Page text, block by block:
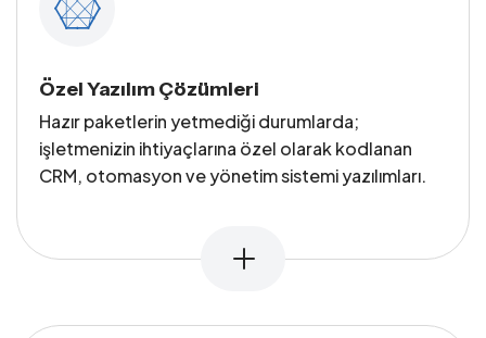
Özel Yazılım Çözümleri
Hazır paketlerin yetmediği durumlarda;
işletmenizin ihtiyaçlarına özel olarak kodlanan
CRM, otomasyon ve yönetim sistemi yazılımları.